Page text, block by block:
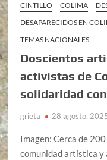
CINTILLO COLIMA
DESAPARECIDOS EN
TEMAS NACIONALES
Doscientos
activistas de
solidaridad
grieta 28 agosto,
Imagen: Cerca de
comunidad artística y